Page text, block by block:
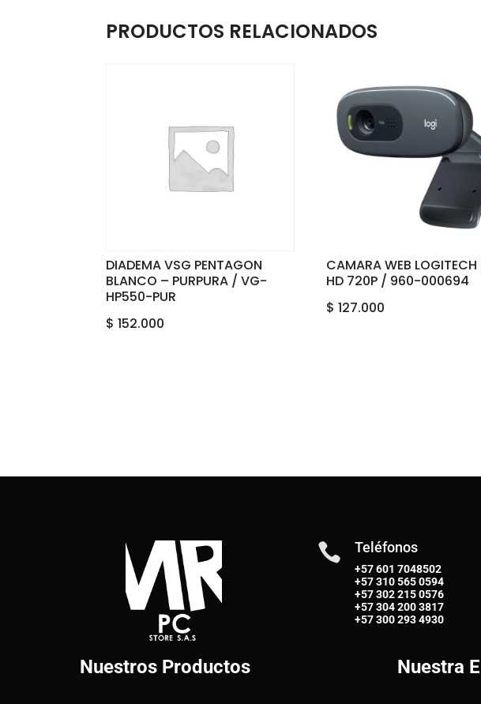
PRODUCTOS RELACIONADOS
DIADEMA VSG PENTAGON
BLANCO – PURPURA / VG-
HP550-PUR
$ 152.000
CAMARA WEB
HD 720P / 960-000694
$ 127.000
 Teléfonos
+57 601 7048502
+57310 565 0594
+57302 215 0576
+57304 200 3817
+57300 293 4930
Nuestros Productos Nuestra